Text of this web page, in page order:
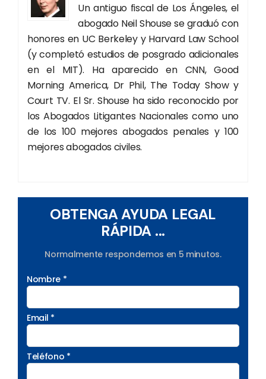
Un antiguo fiscal de Los Ángeles, el
abogado Neil Shouse se graduó con
honores en UC Berkeley y Harvard Law School
(y completó estudios de posgrado adicionales
en el MIT). Ha aparecido en CNN, Good
Morning America, Dr Phil, The Today Show y
Court TV. El Sr. Shouse ha sido reconocido por
los Abogados Litigantes Nacionales como uno
de los 100 mejores abogados penales y 100
mejores abogados civiles.
OBTENGA AYUDA LEGAL
RÁPIDA ...
Normalmente respondemos en 5 minutos.
Nombre *
Email *
Teléfono *